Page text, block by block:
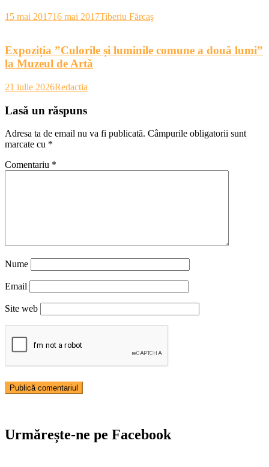
15 mai 201716 mai 2017Tiberiu Fărcaş
Expoziția ”Culorile și luminile comune a două lumi”
la Muzeul de Artă
21 iulie 2026Redactia
Lasă un răspuns
Adresa ta de email nu va fi publicată. Câmpurile obligatorii sunt
marcate cu *
Comentariu *
Nume
Email
Site web
Urmărește-ne pe Facebook